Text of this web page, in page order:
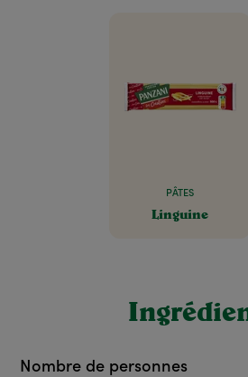
PÂTES
Linguine
Nombre de personnes